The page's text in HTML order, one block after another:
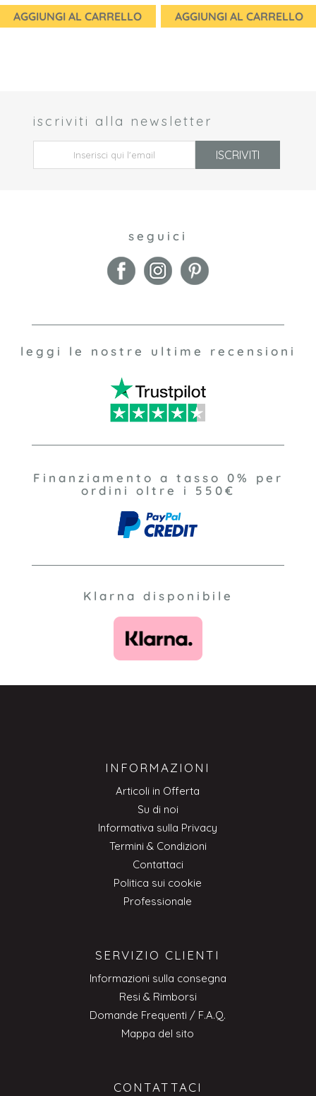
AGGIUNGI AL CARRELLO AGGIUNGI AL CARRELLO
iscriviti alla newsletter
ISCRIVITI
seguici
leggi le nostre ultime recensioni
Finanziamento a tasso 0% per
ordini oltre i 550€
Klarna disponibile
INFORMAZIONI
Articoli in Offerta
Su di noi
Informativa sulla Privacy
Termini & Condizioni
Contattaci
Politica sui cookie
Professionale
SERVIZIO CLIENTI
Informazioni sulla consegna
Resi & Rimborsi
Domande Frequenti / F.A.Q.
Mappa del sito
CONTATTACI